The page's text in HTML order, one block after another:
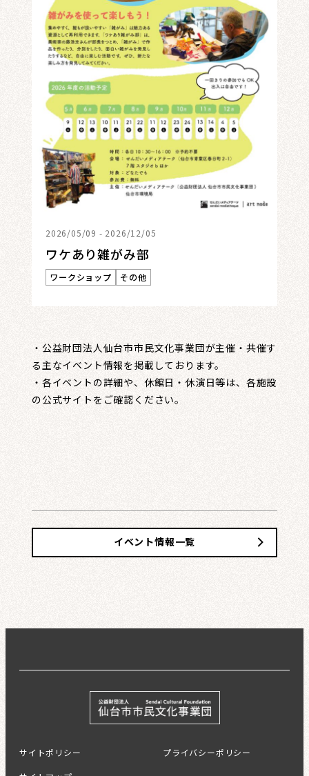
2026/05/09 - 2026/12/05
ワケあり雑がみ部
ワークショップ その他
・公益財団法人仙台市市民文化事業団が主催・共催す
る主なイベント情報を掲載しております。
・各イベントの詳細や、休館日・休演日等は、各施設
の公式サイトをご確認ください。
イベント情報一覧
サイトポリシー プライバシーポリシー